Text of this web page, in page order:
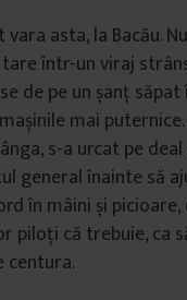
asta, la Bacău.
într-un viraj
de pe un șanț
mai
s-a urcat pe
general înainte să
în mâini și
piloți că trebuie, ca
centura.